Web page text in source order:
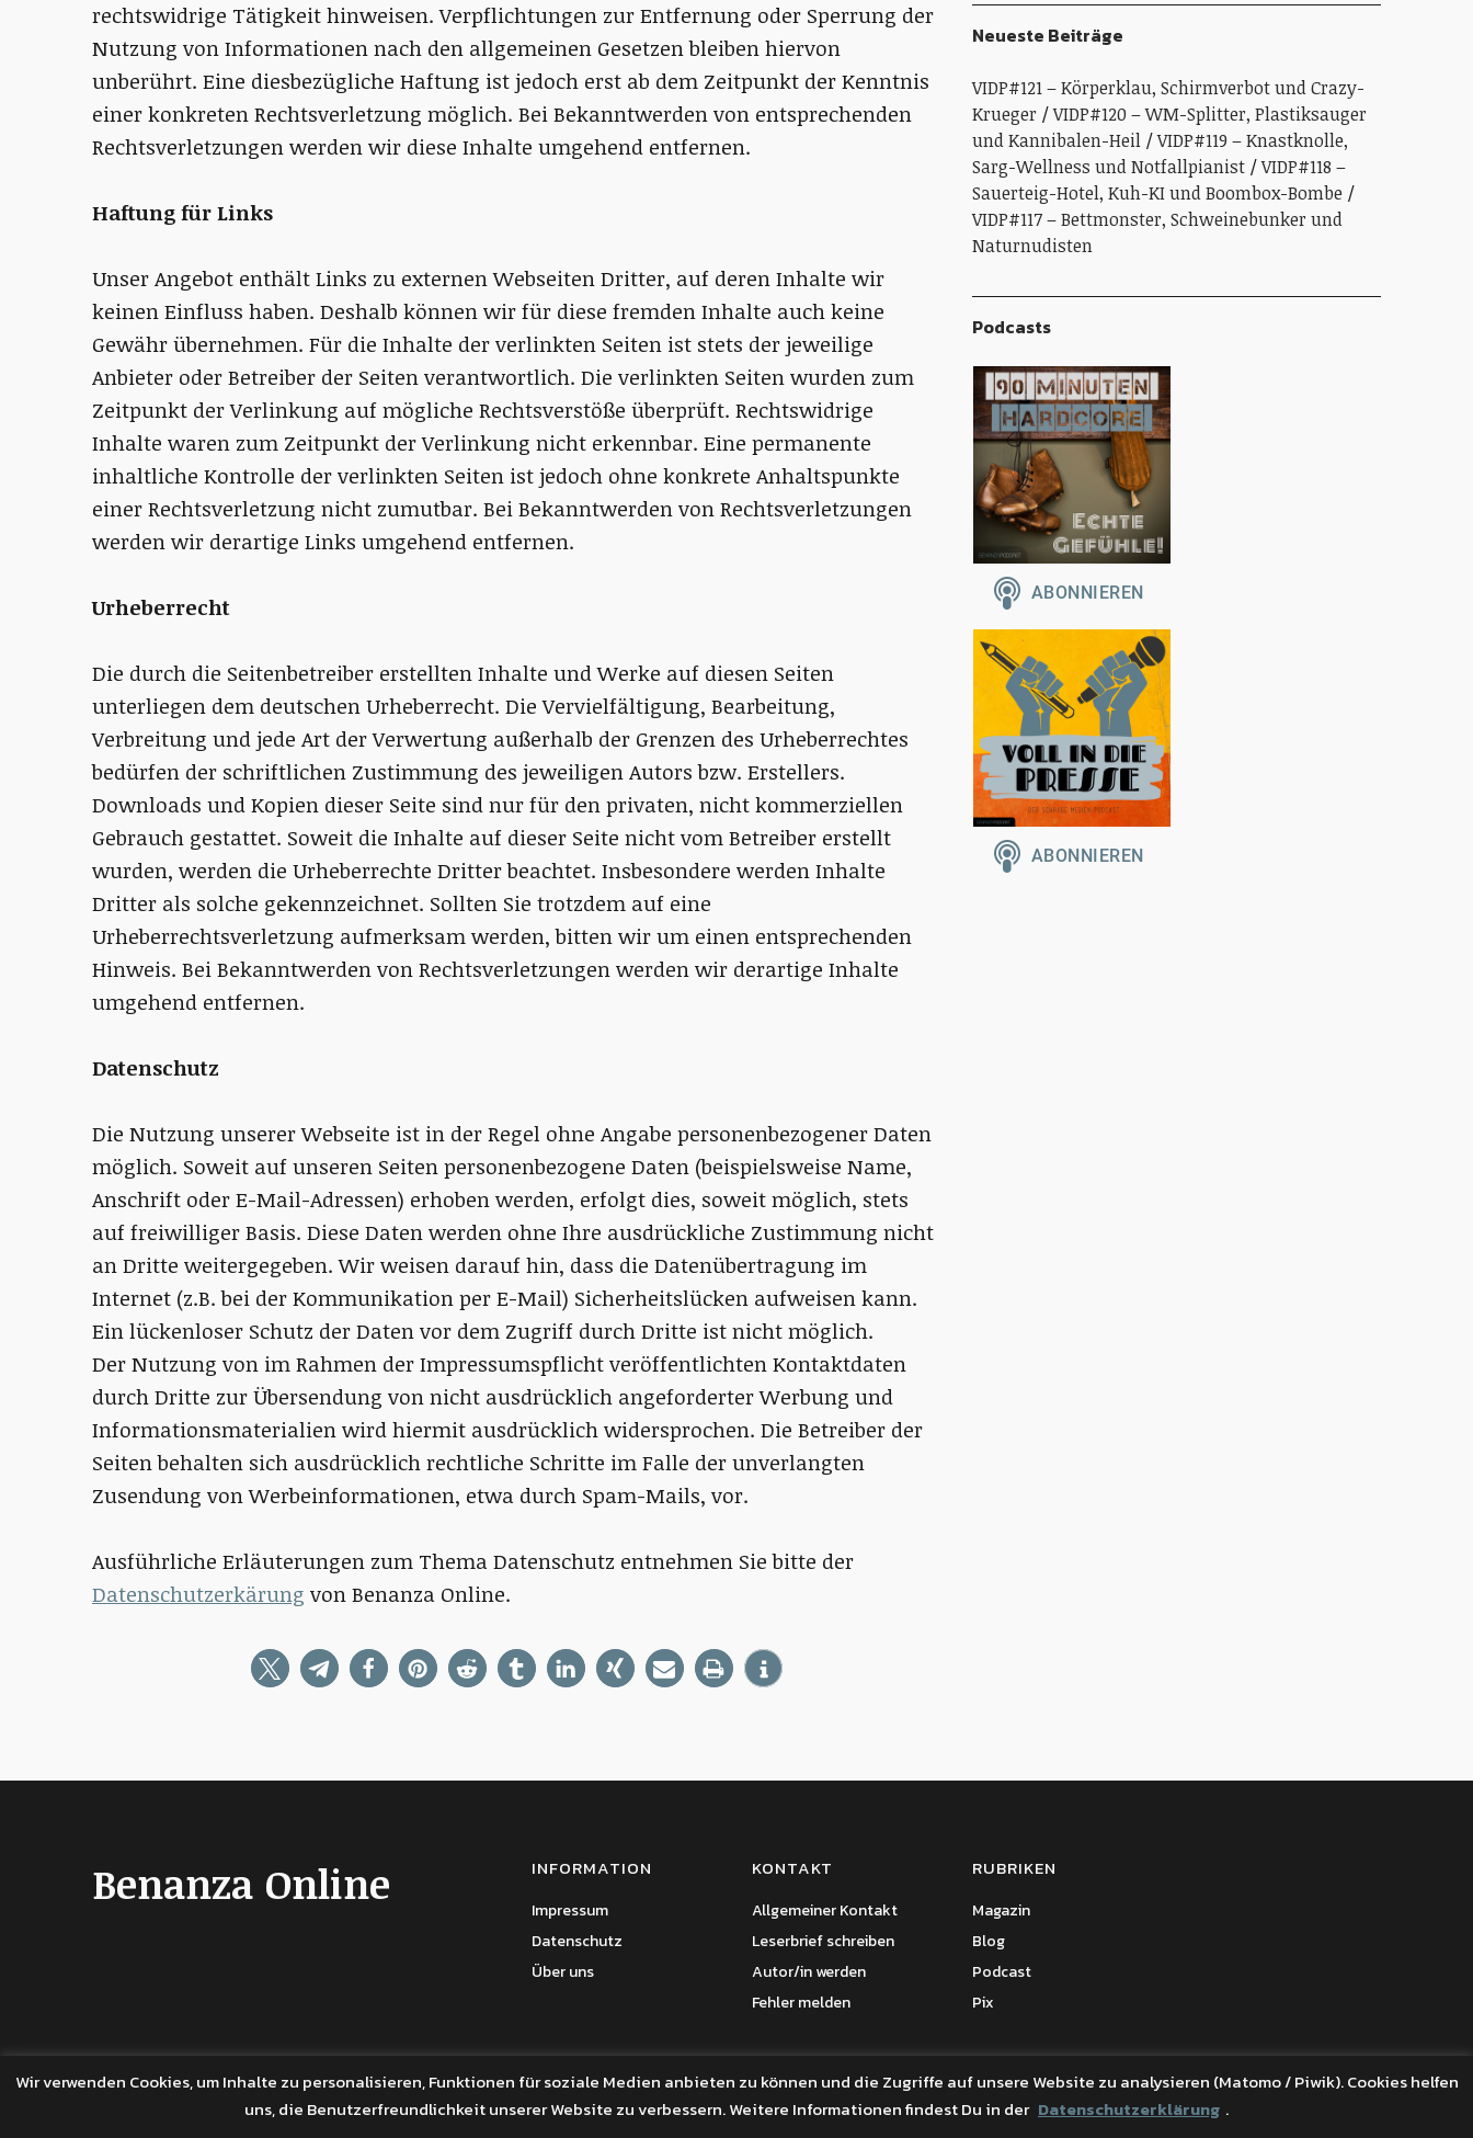
rechtswidrige Tätigkeit hinweisen. Verpflichtungen zur Entfernung oder Sperrung der
Nutzung von Informationen nach den allgemeinen Gesetzen bleiben hiervon
unberührt. Eine diesbezügliche Haftung ist jedoch erst ab dem Zeitpunkt der Kenntnis
einer konkreten Rechtsverletzung möglich. Bei Bekanntwerden von entsprechenden
Rechtsverletzungen werden wir diese Inhalte umgehend entfernen.
Haftung für Links
Unser Angebot enthält Links zu externen Webseiten Dritter, auf deren Inhalte wir
keinen Einfluss haben. Deshalb können wir für diese fremden Inhalte auch keine
Gewähr übernehmen. Für die Inhalte der verlinkten Seiten ist stets der jeweilige
Anbieter oder Betreiber der Seiten verantwortlich. Die verlinkten Seiten wurden zum
Zeitpunkt der Verlinkung auf mögliche Rechtsverstöße überprüft. Rechtswidrige
Inhalte waren zum Zeitpunkt der Verlinkung nicht erkennbar. Eine permanente
inhaltliche Kontrolle der verlinkten Seiten ist jedoch ohne konkrete Anhaltspunkte
einer Rechtsverletzung nicht zumutbar. Bei Bekanntwerden von Rechtsverletzungen
werden wir derartige Links umgehend entfernen.
Urheberrecht
Die durch die Seitenbetreiber erstellten Inhalte und Werke auf diesen Seiten
unterliegen dem deutschen Urheberrecht. Die Vervielfältigung, Bearbeitung,
Verbreitung und jede Art der Verwertung außerhalb der Grenzen des Urheberrechtes
bedürfen der schriftlichen Zustimmung des jeweiligen Autors bzw. Erstellers.
Downloads und Kopien dieser Seite sind nur für den privaten, nicht kommerziellen
Gebrauch gestattet. Soweit die Inhalte auf dieser Seite nicht vom Betreiber erstellt
wurden, werden die Urheberrechte Dritter beachtet. Insbesondere werden Inhalte
Dritter als solche gekennzeichnet. Sollten Sie trotzdem auf eine
Urheberrechtsverletzung aufmerksam werden, bitten wir um einen entsprechenden
Hinweis. Bei Bekanntwerden von Rechtsverletzungen werden wir derartige Inhalte
umgehend entfernen.
Datenschutz
Die Nutzung unserer Webseite ist in der Regel ohne Angabe personenbezogener Daten
möglich. Soweit auf unseren Seiten personenbezogene Daten (beispielsweise Name,
Anschrift oder E-Mail-Adressen) erhoben werden, erfolgt dies, soweit möglich, stets
auf freiwilliger Basis. Diese Daten werden ohne Ihre ausdrückliche Zustimmung nicht
an Dritte weitergegeben. Wir weisen darauf hin, dass die Datenübertragung im
Internet (z.B. bei der Kommunikation per E-Mail) Sicherheitslücken aufweisen kann.
Ein lückenloser Schutz der Daten vor dem Zugriff durch Dritte ist nicht möglich.
Der Nutzung von im Rahmen der Impressumspflicht veröffentlichten Kontaktdaten
durch Dritte zur Übersendung von nicht ausdrücklich angeforderter Werbung und
Informationsmaterialien wird hiermit ausdrücklich widersprochen. Die Betreiber der
Seiten behalten sich ausdrücklich rechtliche Schritte im Falle der unverlangten
Zusendung von Werbeinformationen, etwa durch Spam-Mails, vor.
Ausführliche Erläuterungen zum Thema Datenschutz entnehmen Sie bitte der
Datenschutzerkärung von Benanza Online.
Neueste Beiträge
VIDP#121 – Körperklau, Schirmverbot und Crazy-
Krueger
VIDP#120 – WM-Splitter, Plastiksauger
und Kannibalen-Heil
VIDP#119 – Knastknolle,
Sarg-Wellness und Notfallpianist
VIDP#118 –
Sauerteig-Hotel, Kuh-KI und Boombox-Bombe
VIDP#117 – Bettmonster, Schweinebunker und
Naturnudisten
Podcasts
Benanza Online INFORMATION
Impressum
Datenschutz
Über uns
KONTAKT
Allgemeiner Kontakt
Leserbrief schreiben
Autor/in werden
Fehler melden
RUBRIKEN
Magazin
Blog
Podcast
Pix
Wir verwenden Cookies, um Inhalte zu personalisieren, Funktionen für soziale Medien anbieten zu können und die Zugriffe auf unsere Website zu analysieren (Matomo / Piwik). Cookies helfen
uns, die Benutzerfreundlichkeit unserer Website zu verbessern. Weitere Informationen findest Du in der Datenschutzerklärung .